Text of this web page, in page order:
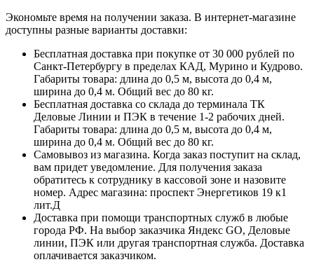
Экономьте время на получении заказа. В интернет-магазине
доступны разные варианты доставки:
Бесплатная доставка при покупке от 30 000 рублей по
Санкт-Петербургу в пределах КАД, Мурино и Кудрово.
Габариты товара: длина до 0,5 м, высота до 0,4 м,
ширина до 0,4 м. Общий вес до 80 кг.
Бесплатная доставка со склада до терминала ТК
Деловые Линии и ПЭК в течение 1-2 рабочих дней.
Габариты товара: длина до 0,5 м, высота до 0,4 м,
ширина до 0,4 м. Общий вес до 80 кг.
Самовывоз из магазина. Когда заказ поступит на склад,
вам придет уведомление. Для получения заказа
обратитесь к сотруднику в кассовой зоне и назовите
номер. Адрес магазина: проспект Энергетиков 19 к1
лит.Д
Доставка при помощи транспортных служб в любые
города РФ. На выбор заказчика Яндекс GO, Деловые
линии, ПЭК или другая транспортная служба. Доставка
оплачивается заказчиком.